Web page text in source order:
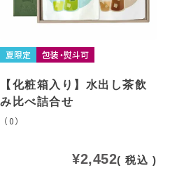
夏限定 包装・熨斗可
【化粧箱入り】水出し茶飲
み比べ詰合せ
（0）
¥2,452 税込